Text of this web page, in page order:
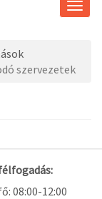
szervezetek
08:00-12:00